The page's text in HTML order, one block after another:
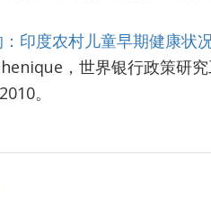
印度农村儿童早期健康状
，世界银行政策研
。